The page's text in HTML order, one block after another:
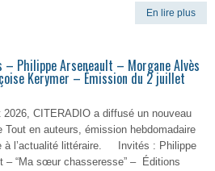
En lire plus
– Philippe Arseneault – Morgane Alvès
Kerymer – Émission du 2 juillet
2026, CITERADIO a diffusé un nouveau
Tout en auteurs, émission hebdomadaire
à l’actualité littéraire. Invités : Philippe
– “Ma sœur chasseresse” – Éditions